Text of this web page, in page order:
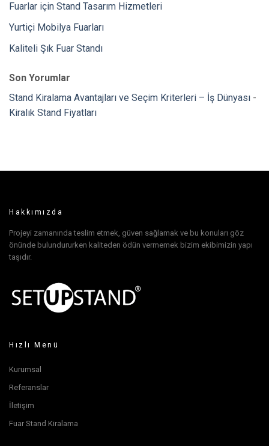
Fuarlar için Stand Tasarım Hizmetleri
Yurtiçi Mobilya Fuarları
Kaliteli Şık Fuar Standı
Son Yorumlar
Stand Kiralama Avantajları ve Seçim Kriterleri – İş Dünyası -
Kiralık Stand Fiyatları
Hakkımızda
Projeyi zamanında teslim etmek, güven sağlamak ve bu konuları göz
önünde bulundururken kaliteden ödün vermemek bizim ekibimizin yapı
taşıdır.
Hızlı Menü
Kurumsal
Referanslar
İletişim
Fuar Stand Kiralama